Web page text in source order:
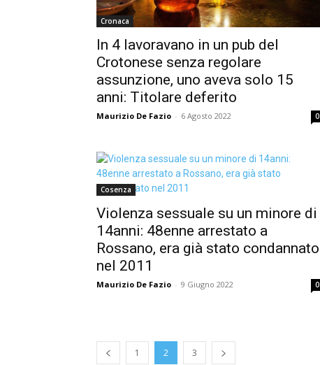
Cronaca
In 4 lavoravano in un pub del
Crotonese senza regolare
assunzione, uno aveva solo 15
anni: Titolare deferito
Maurizio De Fazio - 6 Agosto 2022 0
Cosenza
Violenza sessuale su un minore di
14anni: 48enne arrestato a
Rossano, era già stato condannato
nel 2011
Maurizio De Fazio - 9 Giugno 2022 0
1 2 3